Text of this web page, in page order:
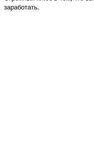
заработать.